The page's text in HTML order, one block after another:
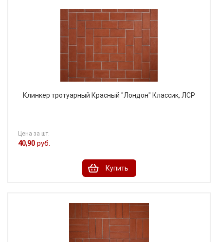
Клинкер тротуарный Красный "Лондон" Классик, ЛСР
Цена за шт.
40,90 руб.
Купить